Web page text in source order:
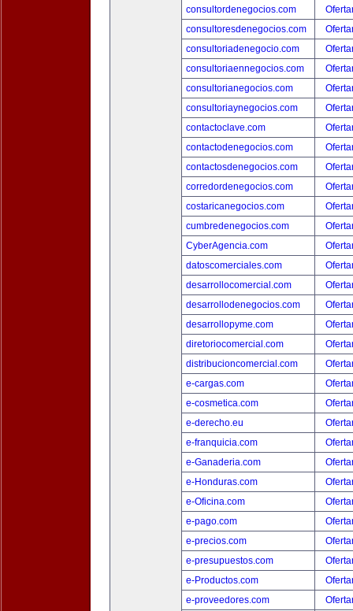
consultordenegocios.com
consultoresdenegocios.com
consultoriadenegocio.com
consultoriaennegocios.com
consultorianegocios.com
consultoriaynegocios.com
contactoclave.com
contactodenegocios.com
contactosdenegocios.com
corredordenegocios.com
costaricanegocios.com
cumbredenegocios.com
CyberAgencia.com
datoscomerciales.com
desarrollocomercial.com
desarrollodenegocios.com
desarrollopyme.com
diretoriocomercial.com
distribucioncomercial.com
e-cargas.com
e-cosmetica.com
e-derecho.eu
e-franquicia.com
e-Ganaderia.com
e-Honduras.com
e-Oficina.com
e-pago.com
e-precios.com
e-presupuestos.com
e-Productos.com
e-proveedores.com